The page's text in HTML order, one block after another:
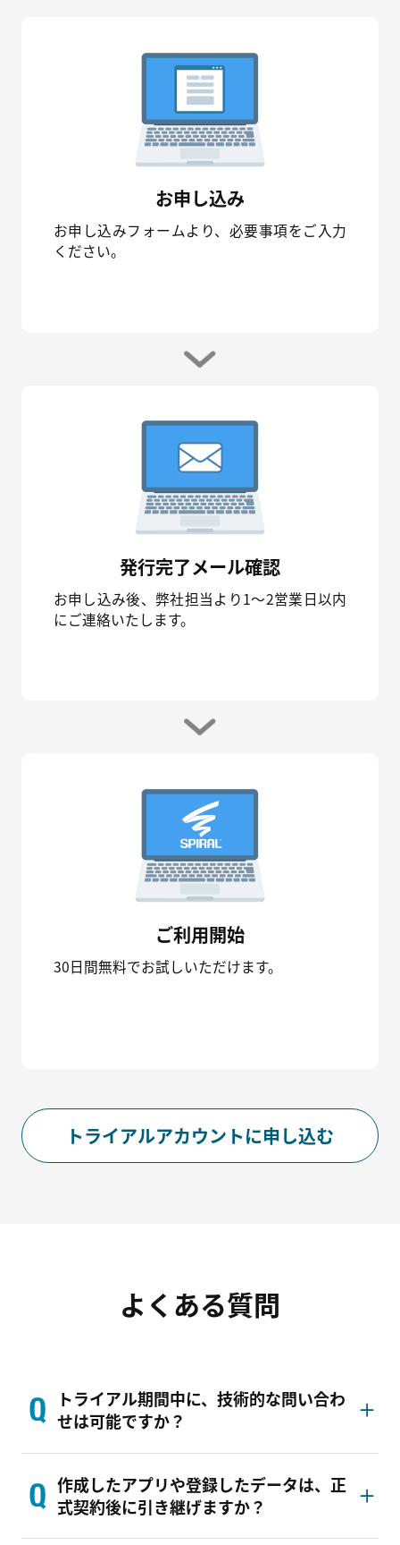
お申し込み
お申し込みフォームより、必要事項をご入力
ください。
発行完了メール確認
お申し込み後、弊社担当より1～2営業日以内
にご連絡いたします。
ご利用開始
30日間無料でお試しいただけます。
トライアルアカウントに申し込む
よくある質問
トライアル期間中に、技術的な問い合わ
せは可能ですか？
作成したアプリや登録したデータは、正
式契約後に引き継げますか？